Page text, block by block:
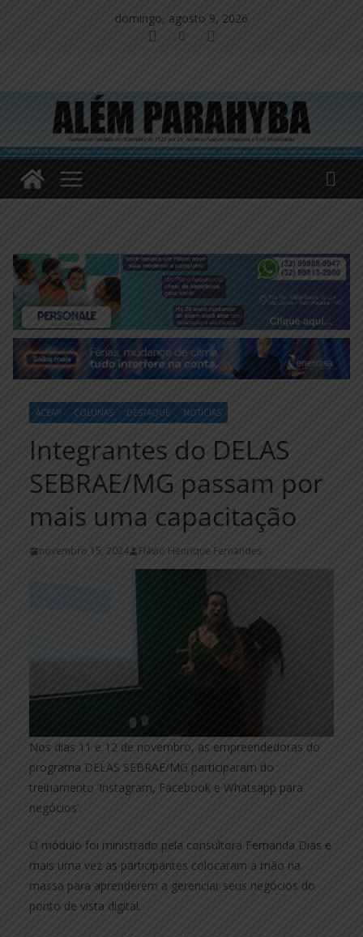
domingo, agosto 9, 2026
ACEAP COLUNAS DESTAQUE NOTÍCIAS
Integrantes do DELAS
SEBRAE/MG passam por
mais uma capacitação
novembro 15, 2024 Flávio Henrique Fernandes
Nos dias 11 e 12 de novembro, as empreendedoras do
programa DELAS SEBRAE/MG participaram do
treinamento ‘Instagram, Facebook e Whatsapp para
negócios’.
O módulo foi ministrado pela consultora Fernanda Dias e
mais uma vez as participantes colocaram a mão na
massa para aprenderem a gerenciar seus negócios do
ponto de vista digital.